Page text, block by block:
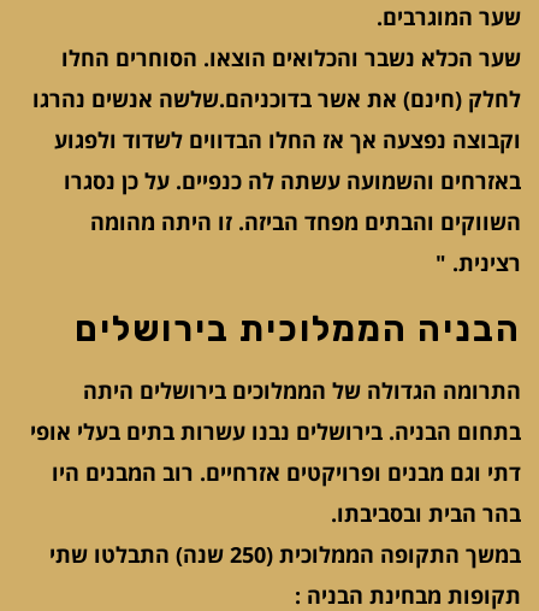
שער המוגרבים.
שער הכלא נשבר והכלואים הוצאו. הסוחרים החלו
לחלק (חינם) את אשר בדוכניהם.שלשה אנשים נהרגו
וקבוצה נפצעה אך אז החלו הבדווים לשדוד ולפגוע
באזרחים והשמועה עשתה לה כנפיים. על כן נסגרו
השווקים והבתים מפחד הביזה. זו היתה מהומה
רצינית. "
הבניה הממלוכית בירושלים
התרומה הגדולה של הממלוכים בירושלים היתה
בתחום הבניה. בירושלים נבנו עשרות בתים בעלי אופי
דתי וגם מבנים ופרויקטים אזרחיים. רוב המבנים היו
בהר הבית ובסביבתו.
במשך התקופה הממלוכית (250 שנה) התבלטו שתי
תקופות מבחינת הבניה :